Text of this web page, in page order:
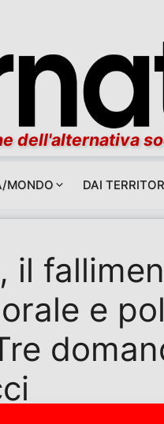
dell'alternativa
MONDO DAI
il
e